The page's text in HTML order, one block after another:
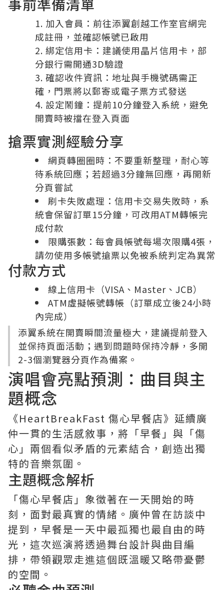
事前準備清單
加入會員：前往添翼創越工作室官網完
成註冊，並確認帳號已啟用
綁定信用卡：建議使用晶片信用卡，部
分銀行需開通3D驗證
確認收件資訊：地址與手機號碼需正
確，門票將以郵寄或電子票方式發送
設定鬧鐘：提前10分鐘登入系統，避免
開賣時被擋在登入頁面
搶票實測經驗分享
網頁轉圈圈時：不要重新整理，耐心等
待系統回應；若超過3分鐘無回應，再開新
分頁嘗試
刷卡失敗處理：信用卡交易失敗時，系
統會保留訂單15分鐘，可改用ATM轉帳完
成付款
限購張數：每會員帳號每場次限購4張，
請勿使用多帳號搶票以免被系統判定為異常
付款方式
線上信用卡（VISA、Master、JCB）
ATM虛擬帳號轉帳（訂單成立後24小時
內完成）
添翼系統在開賣瞬間流量極大，建議提前登入
並保持頁面活動；遇到問題時保持冷靜，多開
2-3個瀏覽器分頁作為備案。
演唱會亮點預測：曲目與主
題概念
《HeartBreakFast 傷心早餐店》延續廣
仲一貫的生活感敘事，將「早餐」與「傷
心」兩個看似矛盾的元素結合，創造出獨
特的音樂氛圍。
主題概念解析
「傷心早餐店」象徵著在一天開始的時
刻，面對最真實的情緒。廣仲曾在訪談中
提到，早餐是一天中最孤獨也最自由的時
光，這次巡演將透過舞台設計與曲目編
排，帶領觀眾走進這個既溫暖又略帶憂鬱
的空間。